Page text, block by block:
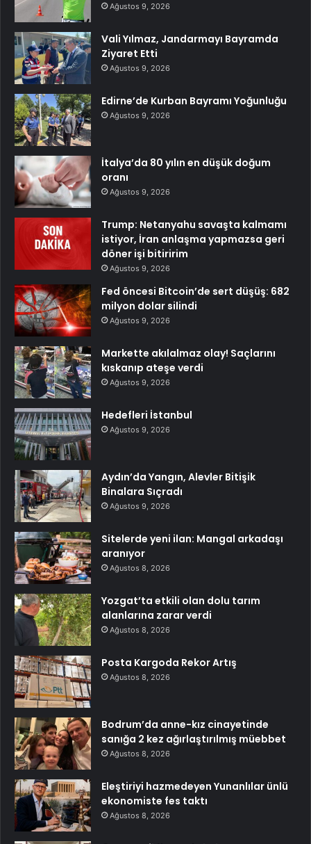
Ağustos 9, 2026
Vali Yılmaz, Jandarmayı Bayramda
Ziyaret Etti
Ağustos 9, 2026
Edirne’de Kurban Bayramı Yoğunluğu
Ağustos 9, 2026
İtalya’da 80 yılın en düşük doğum
oranı
Ağustos 9, 2026
Trump: Netanyahu savaşta kalmamı
istiyor, İran anlaşma yapmazsa geri
döner işi bitiririm
Ağustos 9, 2026
Fed öncesi Bitcoin’de sert düşüş: 682
milyon dolar silindi
Ağustos 9, 2026
Markette akılalmaz olay! Saçlarını
kıskanıp ateşe verdi
Ağustos 9, 2026
Hedefleri İstanbul
Ağustos 9, 2026
Aydın’da Yangın, Alevler Bitişik
Binalara Sıçradı
Ağustos 9, 2026
Sitelerde yeni ilan: Mangal arkadaşı
aranıyor
Ağustos 8, 2026
Yozgat’ta etkili olan dolu tarım
alanlarına zarar verdi
Ağustos 8, 2026
Posta Kargoda Rekor Artış
Ağustos 8, 2026
Bodrum’da anne-kız cinayetinde
sanığa 2 kez ağırlaştırılmış müebbet
Ağustos 8, 2026
Eleştiriyi hazmedeyen Yunanlılar ünlü
ekonomiste fes taktı
Ağustos 8, 2026